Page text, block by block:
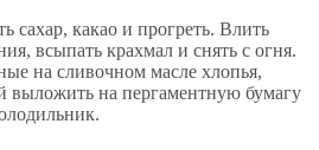
сахар, какао и прогреть. Влить
всыпать крахмал и снять с огня.
на сливочном масле хлопья,
выложить на пергаментную бумагу